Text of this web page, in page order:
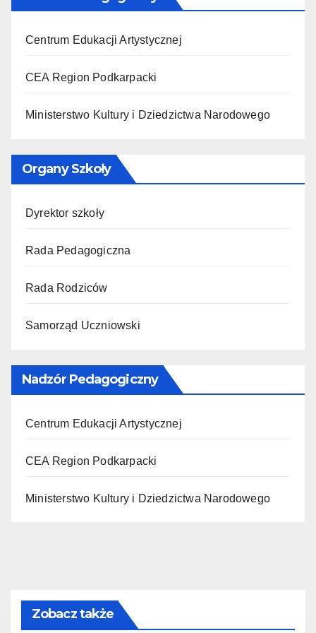
Centrum Edukacji Artystycznej
CEA Region Podkarpacki
Ministerstwo Kultury i Dziedzictwa Narodowego
Organy Szkoły
Dyrektor szkoły
Rada Pedagogiczna
Rada Rodziców
Samorząd Uczniowski
Nadzór Pedagogiczny
Centrum Edukacji Artystycznej
CEA Region Podkarpacki
Ministerstwo Kultury i Dziedzictwa Narodowego
Zobacz także